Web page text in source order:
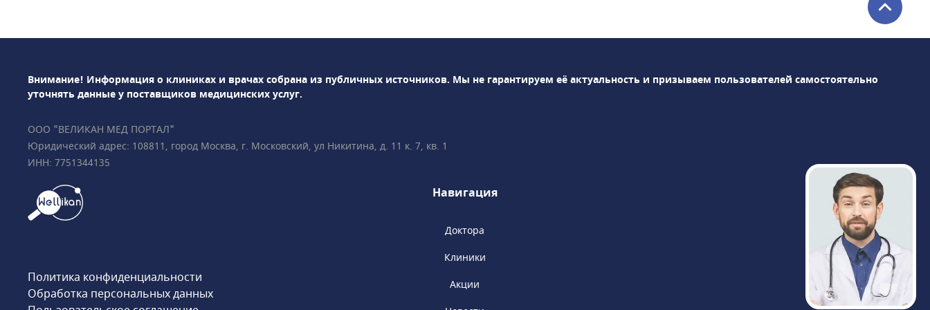
стоматология, эндокринология и
лабораторная диагностика и т.д.В
ПрофМедЛаб можно пройти профосмотр
исследования• Доплерометрия• Нейросонография
развития у плода• Ведение беременности
диагностикаПодробно всё объясним,
ответим на все ваши вопросы!• Более 35
международные сертификаты Fetal
Medicine Foundation (Фонд медицины
плода) • Всего в 2 минутах ходьбы от
метро «Чистые пруды», «Сретенский
Внимание! Информация о клиниках и врачах собрана из публичных источников. Мы не гарантируем её актуальность и призываем пользователей самостоятельно
уточнять данные у поставщиков медицинских услуг.
ООО "ВЕЛИКАН МЕД ПОРТАЛ"
Юридический адрес: 108811, город Москва, г. Московский, ул Никитина, д. 11 к. 7, кв. 1
ИНН: 7751344135
Навигация
Доктора
Клиники
Акции
Политика конфиденциальности
Обработка персональных данных